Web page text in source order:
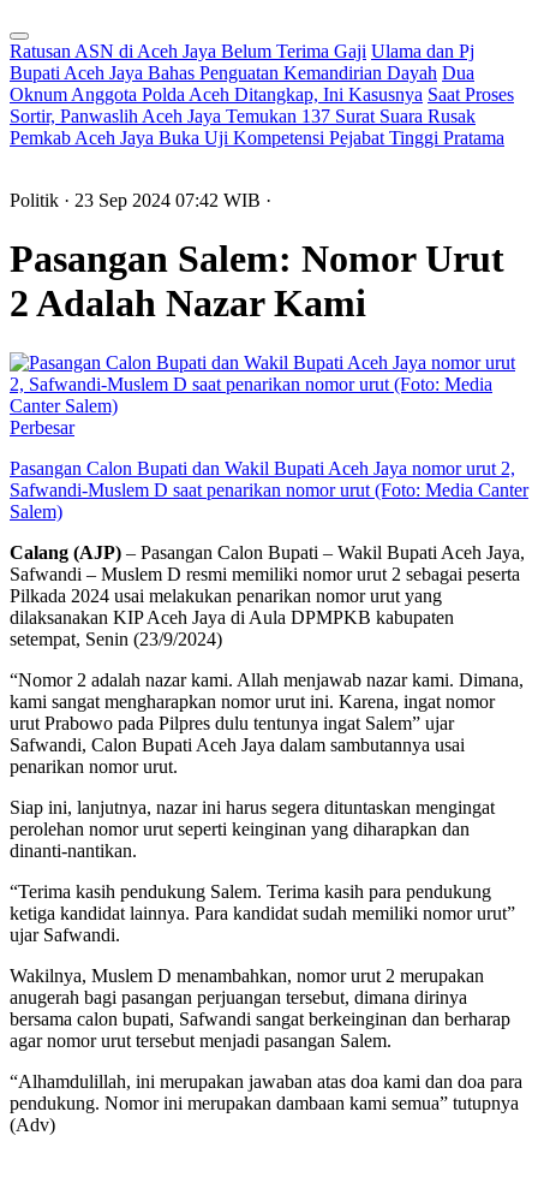
Ratusan ASN di Aceh Jaya Belum Terima Gaji Ulama dan Pj
Bupati Aceh Jaya Bahas Penguatan Kemandirian Dayah Dua
Oknum Anggota Polda Aceh Ditangkap, Ini Kasusnya Saat Proses
Sortir, Panwaslih Aceh Jaya Temukan 137 Surat Suara Rusak
Pemkab Aceh Jaya Buka Uji Kompetensi Pejabat Tinggi Pratama
Politik · 23 Sep 2024 07:42 WIB ·
Pasangan Salem: Nomor Urut
2 Adalah Nazar Kami
Perbesar
Pasangan Calon Bupati dan Wakil Bupati Aceh Jaya nomor urut 2,
Safwandi-Muslem D saat penarikan nomor urut (Foto: Media Canter
Salem)
Calang (AJP) – Pasangan Calon Bupati – Wakil Bupati Aceh Jaya,
Safwandi – Muslem D resmi memiliki nomor urut 2 sebagai peserta
Pilkada 2024 usai melakukan penarikan nomor urut yang
dilaksanakan KIP Aceh Jaya di Aula DPMPKB kabupaten
setempat, Senin (23/9/2024)
“Nomor 2 adalah nazar kami. Allah menjawab nazar kami. Dimana,
kami sangat mengharapkan nomor urut ini. Karena, ingat nomor
urut Prabowo pada Pilpres dulu tentunya ingat Salem” ujar
Safwandi, Calon Bupati Aceh Jaya dalam sambutannya usai
penarikan nomor urut.
Siap ini, lanjutnya, nazar ini harus segera dituntaskan mengingat
perolehan nomor urut seperti keinginan yang diharapkan dan
dinanti-nantikan.
“Terima kasih pendukung Salem. Terima kasih para pendukung
ketiga kandidat lainnya. Para kandidat sudah memiliki nomor urut”
ujar Safwandi.
Wakilnya, Muslem D menambahkan, nomor urut 2 merupakan
anugerah bagi pasangan perjuangan tersebut, dimana dirinya
bersama calon bupati, Safwandi sangat berkeinginan dan berharap
agar nomor urut tersebut menjadi pasangan Salem.
“Alhamdulillah, ini merupakan jawaban atas doa kami dan doa para
pendukung. Nomor ini merupakan dambaan kami semua” tutupnya
(Adv)